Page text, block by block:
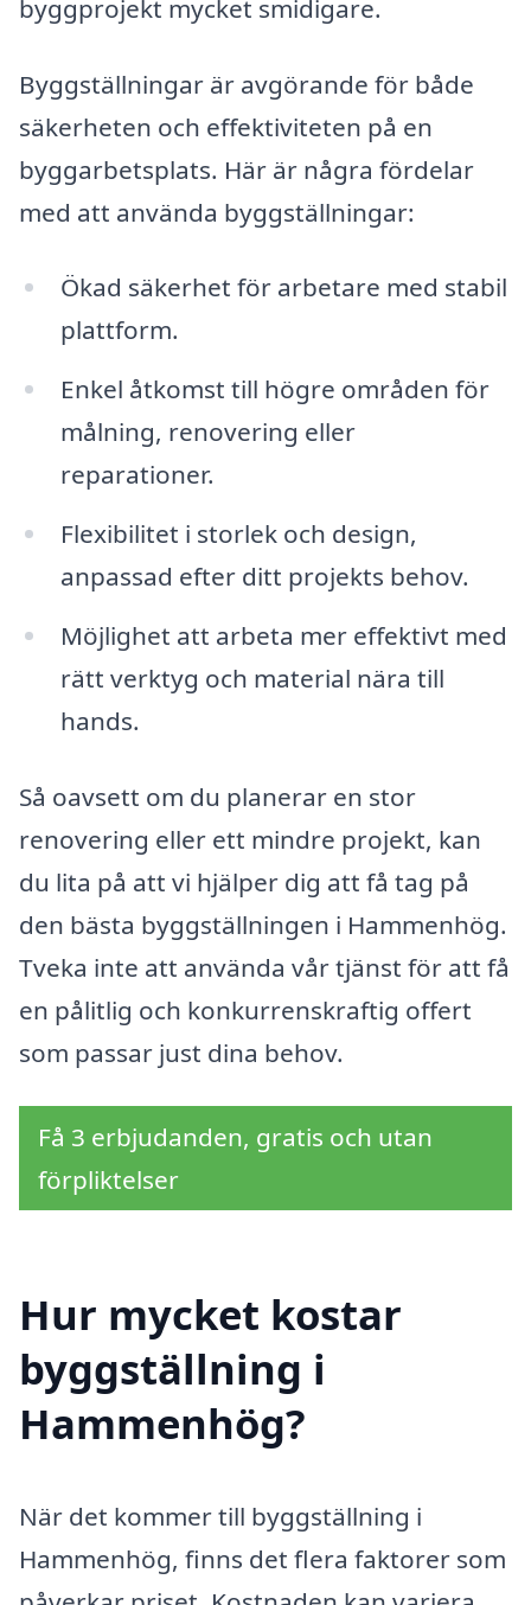
byggprojekt mycket smidigare.
Byggställningar är avgörande för både
säkerheten och effektiviteten på en
byggarbetsplats. Här är några fördelar
med att använda byggställningar:
Ökad säkerhet för arbetare med stabil
plattform.
Enkel åtkomst till högre områden för
målning, renovering eller
reparationer.
Flexibilitet i storlek och design,
anpassad efter ditt projekts behov.
Möjlighet att arbeta mer effektivt med
rätt verktyg och material nära till
hands.
Så oavsett om du planerar en stor
renovering eller ett mindre projekt, kan
du lita på att vi hjälper dig att få tag på
den bästa byggställningen i Hammenhög.
Tveka inte att använda vår tjänst för att få
en pålitlig och konkurrenskraftig offert
som passar just dina behov.
Få 3 erbjudanden, gratis och utan
förpliktelser
Hur mycket kostar
byggställning i
Hammenhög?
När det kommer till byggställning i
Hammenhög, finns det flera faktorer som